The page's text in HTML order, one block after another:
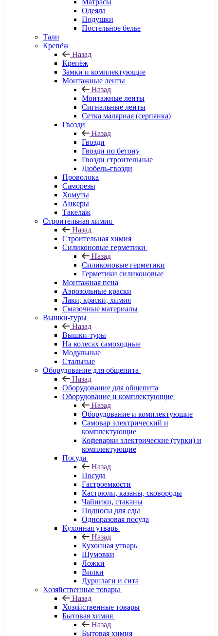
Матрасы
Одеяла
Подушки
Постельное белье
Тали
Крепёж
Назад
Крепёж
Замки и комплектующие
Монтажные ленты
Назад
Монтажные ленты
Сигнальные ленты
Сетка малярная (серпянка)
Гвозди
Назад
Гвозди
Гвозди по бетону
Гвозди строительные
Дюбель-гвозди
Проволока
Саморезы
Хомуты
Анкеры
Такелаж
Строительная химия
Назад
Строительная химия
Силиконовые герметики
Назад
Силиконовые герметики
Герметики силиконовые
Монтажная пена
Аэрозольные краски
Лаки, краски, химия
Смазочные материалы
Вышки-туры
Назад
Вышки-туры
На колесах самоходные
Модульные
Стальные
Оборудование для общепита
Назад
Оборудование для общепита
Оборудование и комплектующие
Назад
Оборудование и комплектующие
Самовар электрический и
комплектующие
Кофеварки электрические (турки) и
комплектующие
Посуда
Назад
Посуда
Гастроемкости
Кастрюли, казаны, сковороды
Чайники, стаканы
Подносы для еды
Одноразовая посуда
Кухонная утварь
Назад
Кухонная утварь
Шумовки
Ложки
Вилки
Дуршлаги и сита
Хозяйственные товары
Назад
Хозяйственные товары
Бытовая химия
Назад
Бытовая химия